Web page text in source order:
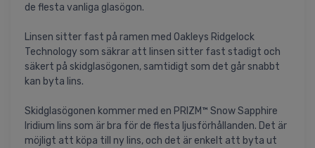
de flesta vanliga glasögon.
Linsen sitter fast på ramen med Oakleys Ridgelock
Technology som säkrar att linsen sitter fast stadigt och
säkert på skidglasögonen, samtidigt som det går snabbt
kan byta lins.
Skidglasögonen kommer med en PRIZM™ Snow Sapphire
Iridium lins som är bra för de flesta ljusförhållanden. Det är
möjligt att köpa till ny lins, och det är enkelt att byta ut